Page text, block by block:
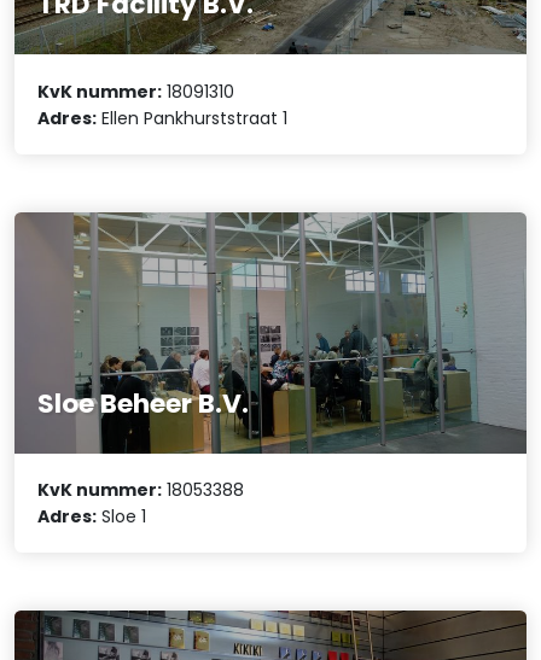
KvK nummer: 18091310
Adres: Ellen Pankhurststraat 1
Sloe Beheer B.V.
KvK nummer: 18053388
Adres: Sloe 1